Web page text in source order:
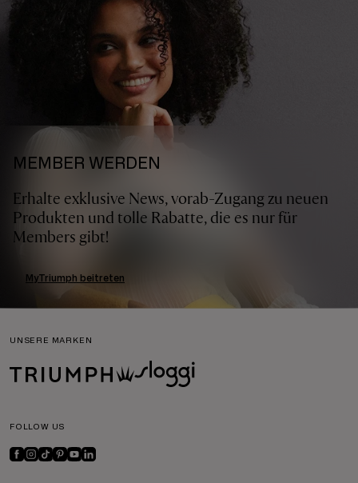
MEMBER WERDEN
Erhalte exklusive News, vorab-Zugang zu neuen
Produkten und tolle Rabatte, die es nur für
Members gibt!
MyTriumph beitreten
UNSERE MARKEN
FOLLOW US